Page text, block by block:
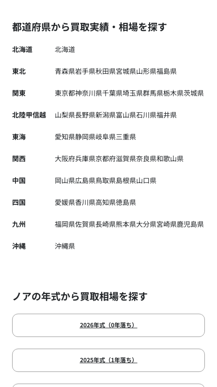
都道府県から買取実績・相場を探す
北海道 北海道
東北 青森県岩手県秋田県宮城県山形県福島県
関東 東京都神奈川県千葉県埼玉県群馬県栃木県茨城県
北陸甲信越 山梨県長野県新潟県富山県石川県福井県
東海 愛知県静岡県岐阜県三重県
関西 大阪府兵庫県京都府滋賀県奈良県和歌山県
中国 岡山県広島県鳥取県島根県山口県
四国 愛媛県香川県高知県徳島県
九州 福岡県佐賀県長崎県熊本県大分県宮崎県鹿児島県
沖縄 沖縄県
ノアの年式から買取相場を探す
2026年式（0年落ち）
2025年式（1年落ち）